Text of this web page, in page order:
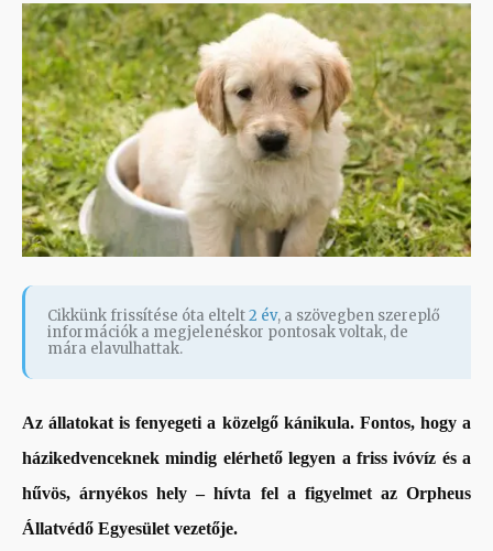
Cikkünk frissítése óta eltelt2 év, a szövegben szereplő
információk a megjelenéskor pontosak voltak, de
mára elavulhattak.
Az állatokat is fenyegeti a közelgő kánikula. Fontos, hogy a
házikedvenceknek mindig elérhető legyen a friss ivóvíz és a
hűvös, árnyékos hely – hívta fel a figyelmet az Orpheus
Állatvédő Egyesület vezetője.